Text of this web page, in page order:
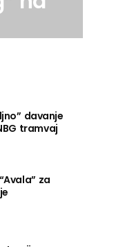
davanje
tramvaj
za